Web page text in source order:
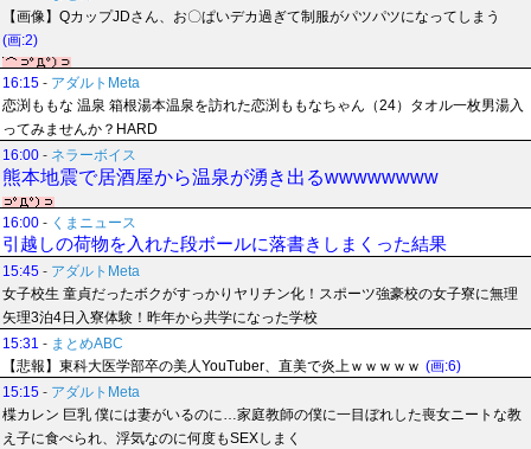
【画像】QカップJDさん、お〇ぱいデカ過ぎて制服がパツパツになってしまう
(画:2)
16:15 - アダルトMeta
恋渕ももな 温泉 箱根湯本温泉を訪れた恋渕ももなちゃん（24）タオル一枚男湯入
ってみませんか？HARD
16:00 - ネラーボイス
熊本地震で居酒屋から温泉が湧き出るwwwwwwww
16:00 - くまニュース
引越しの荷物を入れた段ボールに落書きしまくった結果
15:45 - アダルトMeta
女子校生 童貞だったボクがすっかりヤリチン化！スポーツ強豪校の女子寮に無理
矢理3泊4日入寮体験！昨年から共学になった学校
15:31 - まとめABC
【悲報】東科大医学部卒の美人YouTuber、直美で炎上ｗｗｗｗｗ (画:6)
15:15 - アダルトMeta
楪カレン 巨乳 僕には妻がいるのに…家庭教師の僕に一目ぼれした喪女ニートな教
え子に食べられ、浮気なのに何度もSEXしまく